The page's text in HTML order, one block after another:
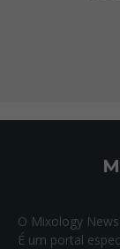
O Mixology
É um portal